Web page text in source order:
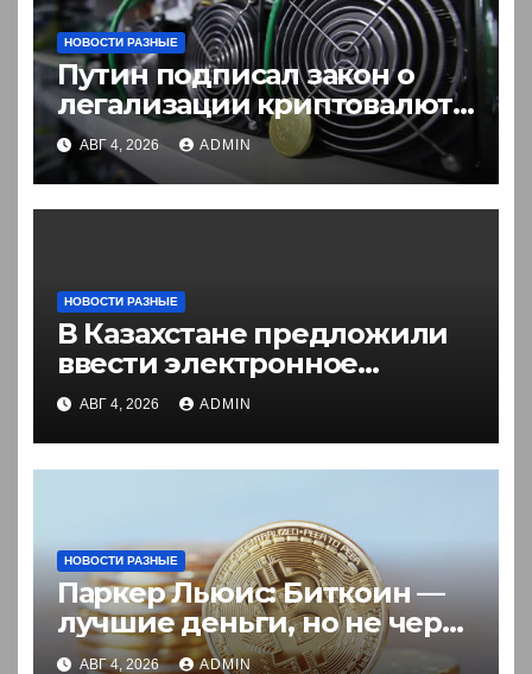
НОВОСТИ РАЗНЫЕ
Путин подписал закон о
легализации криптовалют
в России. Что нужно знать
АВГ 4, 2026 ADMIN
НОВОСТИ РАЗНЫЕ
В Казахстане предложили
ввести электронное
разрешение на въезд для
иностранцев
АВГ 4, 2026 ADMIN
НОВОСТИ РАЗНЫЕ
Паркер Льюис: Биткоин —
лучшие деньги, но не через
акции
АВГ 4, 2026 ADMIN